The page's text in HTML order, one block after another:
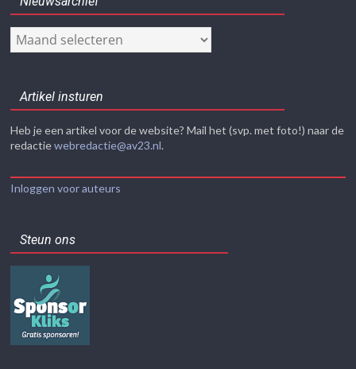
Nieuwsarchief
Artikel insturen
Heb je een artikel voor de website? Mail het (svp. met foto!) naar de
redactiewebredactie@av23.nl.
Inloggen voor auteurs
Steun ons